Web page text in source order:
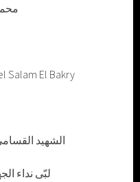
Salam El Bakry
الشهيد
لبّى نداء